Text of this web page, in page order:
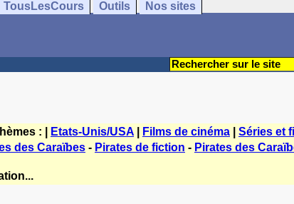
TousLesCours Outils Nos sites
: | Etats-Unis/USA Films de cinéma Séries et
des Caraïbes - Pirates de fiction - Pirates des